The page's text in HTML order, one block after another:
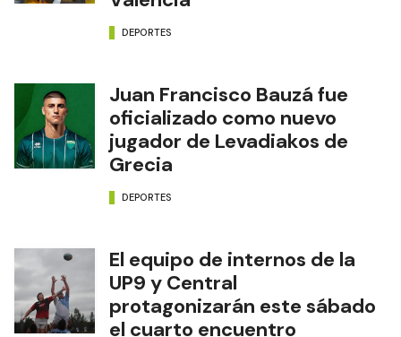
DEPORTES
Juan Francisco Bauzá fue
oficializado como nuevo
jugador de Levadiakos de
Grecia
DEPORTES
El equipo de internos de la
UP9 y Central
protagonizarán este sábado
el cuarto encuentro